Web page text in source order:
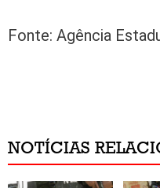
Fonte: Agência
NOTÍCIAS